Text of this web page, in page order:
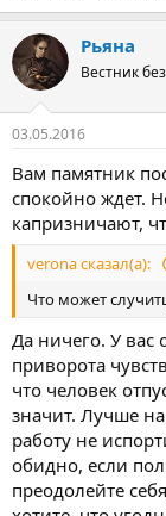
Рьяна
Вестник
03.05.2016
Вам памятник
спокойно ждет.
капризничают,
verona сказал(а):
Что может
Да ничего. У
приворота
что человек
значит. Лучше
работу не
обидно, если
преодолейте